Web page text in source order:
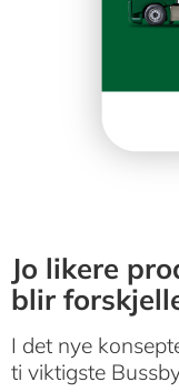
Jo likere
blir
I det nye
ti viktigste